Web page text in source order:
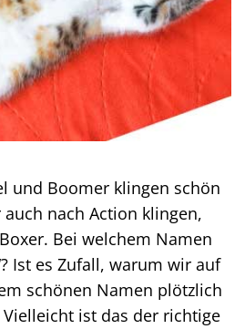
und Boomer klingen schön
nach Action klingen,
Bei welchem Namen
Ist es Zufall, warum wir auf
schönen Namen plötzlich
ist das der richtige